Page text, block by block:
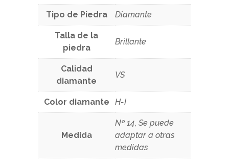
Tipo de Piedra Diamante
Talla de la
piedra
Brillante
Calidad
diamante
VS
Color diamante H-I
Medida
Nº 14, Se puede
adaptar a otras
medidas